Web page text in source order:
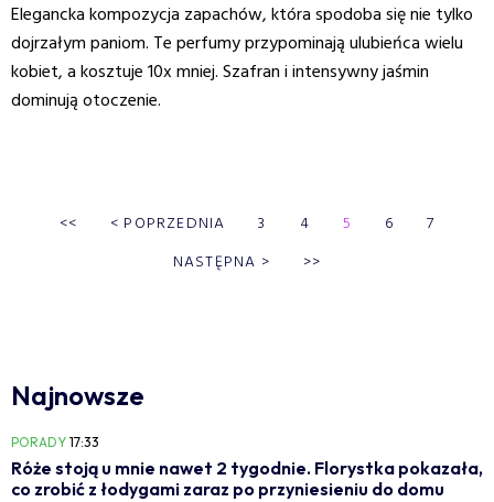
Elegancka kompozycja zapachów, która spodoba się nie tylko
dojrzałym paniom. Te perfumy przypominają ulubieńca wielu
kobiet, a kosztuje 10x mniej. Szafran i intensywny jaśmin
dominują otoczenie.
<< < POPRZEDNIA 3 4 5 6
7
NASTĘPNA > >>
Najnowsze
PORADY 17:33
Róże stoją u mnie nawet 2 tygodnie. Florystka pokazała,
co zrobić z łodygami zaraz po przyniesieniu do domu